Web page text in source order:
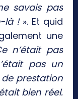
savais pas
là !». Et quid
une
n’était pas
pas un
prestation
bien réel.